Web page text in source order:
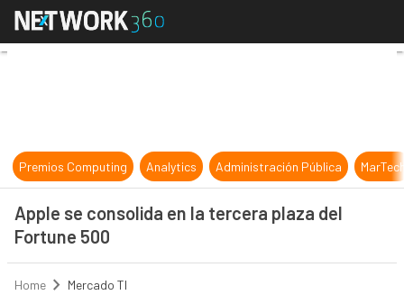
Apple se consolida en la tercera
Premios Computing Analytics Administración Pública
Apple se consolida en la tercera plaza del
Fortune 500
Home Mercado TI